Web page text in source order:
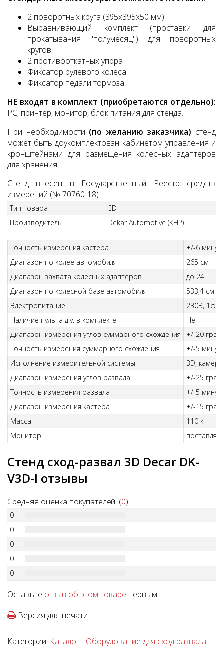
2 поворотных круга (395х395х50 мм)
Выравнивающий комплект (проставки для
прокатывания "полумесяц") для поворотных
кругов
2 противооткатных упора
Фиксатор рулевого колеса
Фиксатор педали тормоза
НЕ входят в комплект (приобретаются отдельно):
РС, принтер, монитор, блок питания для стенда.
При необходимости (по желанию заказчика) стенд
может быть доукомплектован кабинетом управления и
кронштейнами для размещения колесных адаптеров
для хранения.
Стенд внесен в Государственный Реестр средств
измерений (№ 70760-18).
Тип товара
3D
Производитель
Dekar Automotive (КНР)
Точность измерения кастера
+/-6
Диапазон по колее автомобиля
265 см
Диапазон захвата колесных адаптеров
до 24"
Диапазон по колесной базе автомобиля
533,4 см
Электропитание
230В, 1ф,
Наличие пульта д.у. в комплекте
Нет
Диапазон измерения углов суммарного схождения
+/-20
Точность измерения суммарного схождения
+/-5
Исполнение измерительной системы
3D,
Диапазон измерения углов развала
+/-25
Точность измерения развала
+/-5
Диапазон измерения кастера
+/-15
Масса
110 кг
Монитор
Стенд сход-развал 3D Decar DK-
V3D-I отзывы
Средняя оценка покупателей: (0)
0
0
0
0
0
Оставьте отзыв об этом товаре первым!
Версия для печати
Категории: Каталог - Оборудование для сход развала